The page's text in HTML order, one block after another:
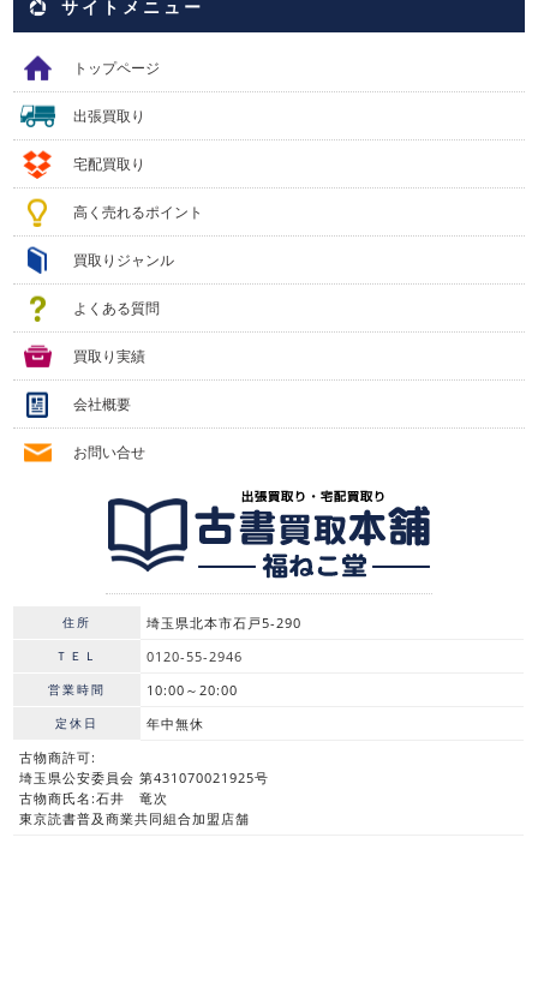
サイトメニュー
トップページ
出張買取り
宅配買取り
高く売れるポイント
買取りジャンル
よくある質問
買取り実績
会社概要
お問い合せ
住所 埼玉県北本市石戸5-290
ＴＥＬ 0120-55-2946
営業時間 10:00～20:00
定休日
年中無休
古物商許可:
埼玉県公安委員会 第431070021925号
古物商氏名:石井 竜次
東京読書普及商業共同組合加盟店舗